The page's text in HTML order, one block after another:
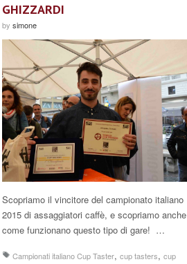
GHIZZARDI
by simone
Scopriamo il vincitore del campionato italiano
2015 di assaggiatori caffè, e scopriamo anche
come funzionano questo tipo di gare! …
Campionati italiano Cup Taster, cup tasters, cup